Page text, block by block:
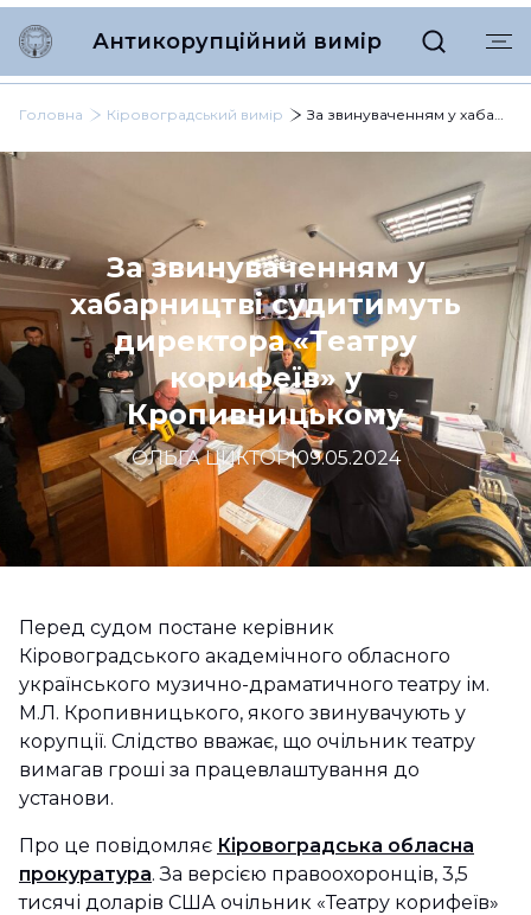
Антикорупційний вимір
Головна Кіровоградський вимір За звинуваченням у хабарництві судитимуть директора «Театру корифеїв» у Кропивницькому
За звинуваченням у
хабарництві судитимуть
директора «Театру
корифеїв» у
Кропивницькому
ОЛЬГА ЦИКТОР|09.05.2024
Перед судом постане керівник
Кіровоградського академічного обласного
українського музично-драматичного театру ім.
М.Л. Кропивницького, якого звинувачують у
корупції. Слідство вважає, що очільник театру
вимагав гроші за працевлаштування до
установи.
Про це повідомляє Кіровоградська обласна
прокуратура. За версією правоохоронців, 3,5
тисячі доларів США очільник «Театру корифеїв»